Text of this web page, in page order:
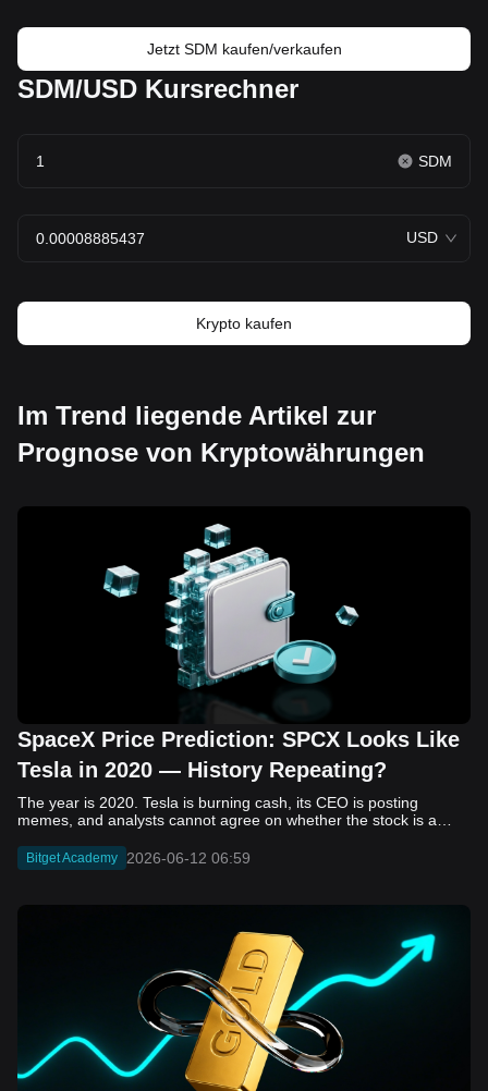
Jetzt SDM kaufen/verkaufen
SDM/USD Kursrechner
SDM
USD
Krypto kaufen
Im Trend liegende Artikel zur
Prognose von Kryptowährungen
SpaceX Price Prediction: SPCX Looks Like
Tesla in 2020 — History Repeating?
The year is 2020. Tesla is burning cash, its CEO is posting memes, and analysts cannot agree on whether the stock is a generational opportunity or an elaborate joke. Now replace Tesla with SpaceX. Replace 2020 with 2026. The debate looks almost identical, and SPCX is set to hit the Nasdaq on June 12. The offering price is $135 per share. The implied valuation is $1.75 trillion. For anyone who watched Tesla run 700% that year, the pattern is hard to unsee. History does not repeat, but it rhymes often enough to pay attention. Before sizing into SPCX on day one, investors need to understand what actually drove Tesla's re-rating, whether SpaceX has the same ingredients, and where the comparison quietly falls apart. That is what this piece covers, with numbers. Five structural parallels that make SPCX feel like TSLA 2020. Five critical differences that could make trade painful. And the exact price levels and execution metrics will tell you whether this rocket clears the atmosphere or comes apart on ascent. Tesla in 2020 — The Flashback Every Investor Needs To understand the TSLA/SPCX parallel, you need to remember what Tesla actually looked like at the start of 2020. Not in hindsight. Through the eyes of a skeptic. Tesla, Inc. (TSLA) Price History Source: Yahoo Finance In January of that year, Tesla was trading at roughly $28 on a split-adjusted basis. The company had just barely posted its first full-year GAAP profit, capping nearly a decade of consecutive annual losses. Revenue was growing fast, but the valuation was already uncomfortable by any conventional measure. The price-to-earnings ratio peaked at 940x by Q4 2020, a number that triggered every value screen on the planet. The bear case was loud and well-reasoned. Tesla was a car company with car-company margins, going up against century-old manufacturers with far deeper pockets. The stock had already run hard. Every rational DCF model said it was overvalued. Then the narrative shifted. Not because of a single earnings beat or a product launch. The market collectively decided that Tesla was not a car company. It was a clean energy platform, a software business, a battery technology leader, and a self-driving AI play, all in one ticker. Once that frame took hold, traditional valuation metrics lost their grip as anchors. Retail investors piled in. Institutional funds that had stayed on the sidelines were forced to buy when Tesla was added to the SP 500 in December. The feedback loop closed hard and fast. By the end of 2020, the stock had risen 743% from its March lows, making it the largest company ever added to the index at the time of inclusion. The lesson is not that Tesla was cheap. It was not. The lesson is that Tesla's 2020 rally had almost nothing to do with fundamentals catching up to price. It was the market repricing the total addressable market and the probability of dominance. That distinction is the entire reason the SPCX conversation is worth having. The Parallel — Why SPCX Feels Like TSLA 2020 The similarities between SpaceX today and Tesla in 2020 are not superficial. They span five structural dimensions that matter to how markets re-rate a stock. The visionary founder effect: Tesla in 2020 was inseparable from Elon Musk. His vision, execution record, and ability to shape investor narratives were central to the thesis. SpaceX in 2026 is similar. Investors are not just buying a launch company; they are buying a vision of a multi-planetary future and a global communications network powered by Starlink. That founder premium is powerful, but it also creates key-person risk. Unprofitable on paper, but the underlying business is real: SpaceX’s headline GAAP losses may appear concerning, but adjusted EBITDA and Starlink’s profitability suggest the core business is already generating substantial economic value. Tesla investors who looked beyond reported losses before 2020 were ultimately rewarded. The question is whether SpaceX merits the same long-term patience. Dominant in a market that is just getting started: Tesla led the EV market just as adoption began accelerating. SpaceX occupies a similar position in the emerging space economy. Starlink has already achieved global scale, while Starship could dramatically lower launch costs if commercial operations mature, potentially reshaping the economics of the entire industry. A valuation that does not make sense on traditional metrics, and may not need to: SpaceX’s valuation appears extreme by conventional measures, much like Tesla’s did in 2020. Traditional valuation frameworks are not necessarily wrong, but when a company is creating a new category, they may fail to capture the scale of future opportunities. Retail conviction meets institutional hesitation: Tesla’s 2020 rally was fueled by strong retail demand and skepticism from many institutional investors. SpaceX could follow a similar path, with intense retail enthusiasm, cautious institutions, and potential future index inclusion creating demand that extends beyond near-term fundamentals. The Bull Case — If History Repeats If the Tesla 2020 parallel holds, what does the upside actually look like in numbers? Starlink's ceiling is much higher than $11.4 billion: Starlink still reaches only a fraction of its addressable market. With Starship enabling faster and cheaper satellite deployment, analysts project Starlink revenue could reach $30 to $50 billion annually by 2030. At a 40% operating margin, that implies $12 to $20 billion in operating profit from Starlink alone. Starship changes the economics of everything: If commercial Starship operations begin in the second half of 2026, the impact goes beyond lower launch costs. It could unlock new markets, accelerate satellite deployment, and reshape the economics of the entire launch industry. Even partial success would imply a much larger company than what traditional valuation models capture today. A Mars mission timeline becomes the narrative re-rating catalyst: Tesla’s re-rating happened when EV adoption moved from fringe to mainstream consensus. For SpaceX, the equivalent moment could come when a credible human Mars transit shifts from vision to scheduled mission. That would be less a financial event than a narrative event, and narrative events are what drive extreme re-ratings. The price target scenarios, modeled on Starlink growth and Starship commercialization, look like this: Scenario Implied Price by 2030 Basis Base Case $200 to $250 Starlink at $25B revenue, 35x EV/Revenue Bull Case $300 to $400 Starlink at $40B plus Starship commercial ops at scale Extreme Bull $500+ Full narrative re-rating plus index inclusion demand shock One more number worth sitting with: if SPCX mirrors Tesla’s exact 2020 to 2021 trajectory, a 700% move from the IPO price implies roughly $1,080 per share and a market cap above $14 trillion. That is not a price target. It is a thought experiment about maximum narrative compression when the market decides a company is no longer just a company, but a civilizational bet. The Bear Case — Where the Analogy Breaks Down The Tesla parallel is compelling, but incomplete. There are five places where the comparison breaks down, and ignoring them is how investors get hurt. SpaceX's biggest customer is the government: Tesla in 2020 was a consumer business with diversified demand from individual buyers. SpaceX is different. A meaningful share of revenue comes from NASA, the Department of Defense, and other government agencies. That makes SpaceX partly a defense and aerospace contractor, with budget, policy, and political risks Tesla never faced. You are buying the economics without the control: Public investors may participate in the upside, but Class A shares carry little meaningful voting power. Elon Musk retains strategic control. That may support the founder premium, but it also means shareholders have limited recourse if priorities shift, attention drifts, or decisions favor long-term missions over near-term profitability. Regulatory risk is structural, not episodic: Tesla faced regulatory scrutiny, but SpaceX depends on approvals for launches, environmental reviews, and commercial space operations. A major launch failure, extended FAA hold, or policy shift could delay Starship, slow Starlink deployment, and damage the growth narrative at the wrong time. The valuation math is genuinely difficult to defend: At a $1.75 trillion valuation, SpaceX is priced as if several major outcomes have already gone right: scaled Starship operations, massive Starlink growth, and a Mars-driven narrative premium. Reasonable base-case valuations sit far below the IPO price, meaning investors are effectively paying for the bull case upfront. The 2022 lesson exists and should not be dismissed: Tesla’s 2020 surge was followed by a brutal 2022 drawdown. The same retail conviction and founder premium that powered the rally became liabilities when sentiment turned. If SPCX follows the Tesla path, investors must account for both the euphoric upside and the volatility that may follow. The Tokenized Futures Signal — What Pre-Market Activity Is Telling Us Before SPCX officially trades on Nasdaq, there is already a market pricing it: the on-chain tokenized futures market on Bitget. Tokenized futures offer a live sentiment read: SPCXUSDT perpetual contracts have created real-time price discovery before the IPO. This matters because the participant base is retail-heavy, global, and conviction-driven, making it a useful signal traditional IPO indicators may miss. Positive funding suggests long-side enthusiasm: If funding rates remain persistently positive, traders are paying a premium to stay long. That points to strong retail conviction and limited short-side p
Bitget Academy 2026-06-12 06:59